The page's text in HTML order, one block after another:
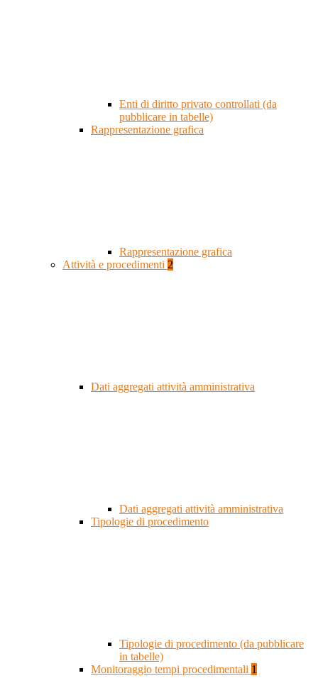
Enti di diritto privato controllati (da
pubblicare in tabelle)
Rappresentazione grafica
Rappresentazione grafica
Attività e procedimenti 2
Dati aggregati attività amministrativa
Dati aggregati attività amministrativa
Tipologie di procedimento
Tipologie di procedimento (da pubblicare
in tabelle)
Monitoraggio tempi procedimentali 1